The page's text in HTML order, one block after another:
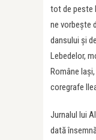
tot de peste
ne vorbește
dansului și
Lebedelor,
Române
coregrafe
Jurnalul lui
dată